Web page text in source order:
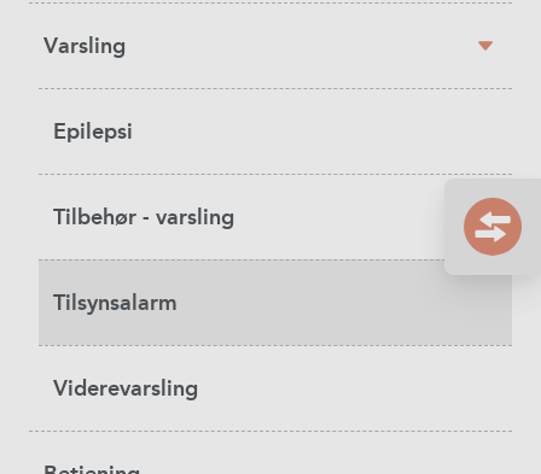
Varsling
Epilepsi
Tilbehør - varsling
Tilsynsalarm
Viderevarsling